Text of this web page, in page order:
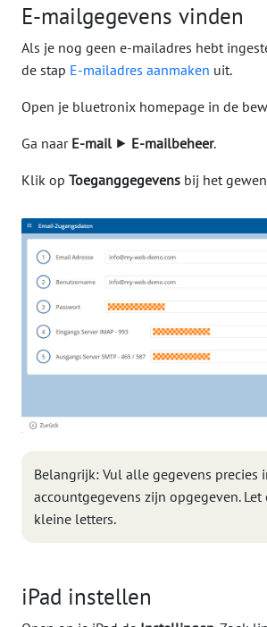
E-mailgegevens vinden
Als je nog geen e-mailadres hebt
de stap E-mailadres aanmaken uit.
Open je bluetronix homepage in de
Ga naar E-mail⯈ E-mailbeheer.
Klik op Toeganggegevens bij het
Belangrijk: Vul alle gegevens precies
accountgegevens zijn opgegeven.
kleine letters.
iPad instellen